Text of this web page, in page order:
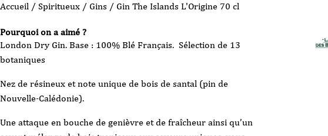
Accueil / Spiritueux / Gins / Gin The Islands L'Origine 70 cl
Pourquoi on a aimé ?
London Dry Gin. Base : 100% Blé Français. Sélection de 13
botaniques
Nez de résineux et note unique de bois de santal (pin de
Nouvelle-Calédonie).
Une attaque en bouche de genièvre et de fraîcheur ainsi qu’un